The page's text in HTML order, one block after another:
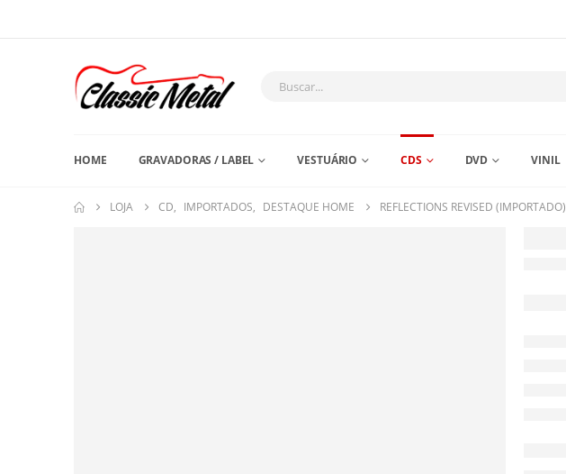
HOME GRAVADORAS / LABEL VESTUÁRIO CDS DVD VINIL
LOJA CD, IMPORTADOS, DESTAQUE HOME REFLECTIONS REVISED (IMPORTADO)